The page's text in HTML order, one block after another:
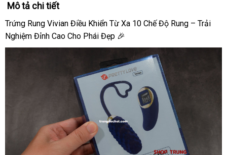
Mô tả chi tiết
Trứng Rung Vivian Điều Khiển Từ Xa 10 Chế Độ Rung – Trải
Nghiệm Đỉnh Cao Cho Phái Đẹp 🎉